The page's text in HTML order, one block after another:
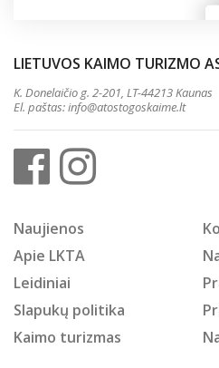
LIETUVOS KAIMO TURIZMO
K. Donelaičio g. 2-201, LT-44213 Kaunas
El. paštas:info@atostogoskaime.lt
Naujienos
Apie LKTA
Leidiniai
Slapukų politika
Kaimo turizmas